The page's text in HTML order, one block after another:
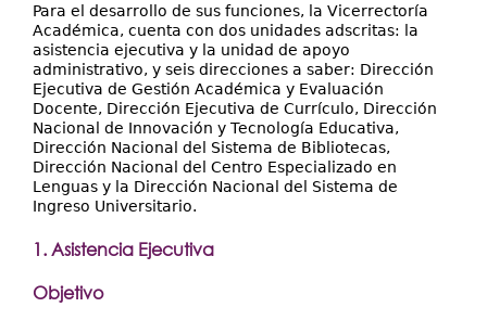
Para el desarrollo de sus funciones, la Vicerrectoría
Académica, cuenta con dos unidades adscritas: la
asistencia ejecutiva y la unidad de apoyo
administrativo, y seis direcciones a saber: Dirección
Ejecutiva de Gestión Académica y Evaluación
Docente, Dirección Ejecutiva de Currículo, Dirección
Nacional de Innovación y Tecnología Educativa,
Dirección Nacional del Sistema de Bibliotecas,
Dirección Nacional del Centro Especializado en
Lenguas y la Dirección Nacional del Sistema de
Ingreso Universitario.
1. Asistencia Ejecutiva
Objetivo